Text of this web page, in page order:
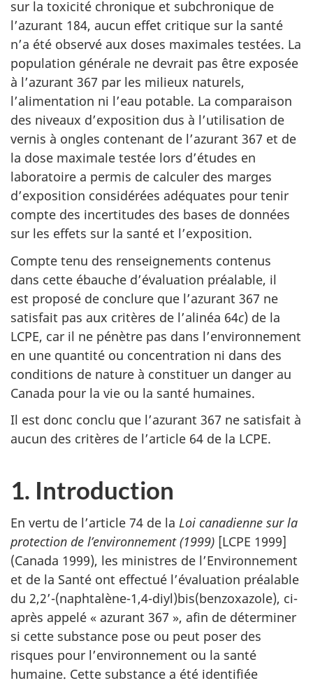
sur la toxicité chronique et subchronique de
l’azurant 184, aucun effet critique sur la santé
n’a été observé aux doses maximales testées. La
population générale ne devrait pas être exposée
à l’azurant 367 par les milieux naturels,
l’alimentation ni l’eau potable. La comparaison
des niveaux d’exposition dus à l’utilisation de
vernis à ongles contenant de l’azurant 367 et de
la dose maximale testée lors d’études en
laboratoire a permis de calculer des marges
d’exposition considérées adéquates pour tenir
compte des incertitudes des bases de données
sur les effets sur la santé et l’exposition.
Compte tenu des renseignements contenus
dans cette ébauche d’évaluation préalable, il
est proposé de conclure que l’azurant 367 ne
satisfait pas aux critères de l’alinéa 64c) de la
LCPE, car il ne pénètre pas dans l’environnement
en une quantité ou concentration ni dans des
conditions de nature à constituer un danger au
Canada pour la vie ou la santé humaines.
Il est donc conclu que l’azurant 367 ne satisfait à
aucun des critères de l’article 64 de la LCPE.
1. Introduction
En vertu de l’article 74 de la Loi canadienne sur la
protection de l’environnement (1999) [LCPE 1999]
(Canada 1999), les ministres de l’Environnement
et de la Santé ont effectué l’évaluation préalable
du 2,2’-(naphtalène-1,4-diyl)bis(benzoxazole), ci-
après appelé « azurant 367 », afin de déterminer
si cette substance pose ou peut poser des
risques pour l’environnement ou la santé
humaine. Cette substance a été identifiée